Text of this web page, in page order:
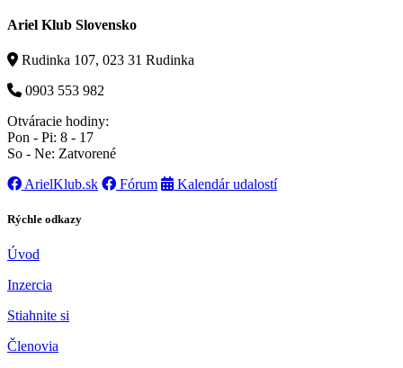
Ariel Klub Slovensko
Rudinka 107, 023 31 Rudinka
0903 553 982
Otváracie hodiny:
Pon - Pi: 8 - 17
So - Ne: Zatvorené
ArielKlub.sk
Fórum Kalendár udalostí
Rýchle odkazy
Úvod
Inzercia
Stiahnite si
Členovia